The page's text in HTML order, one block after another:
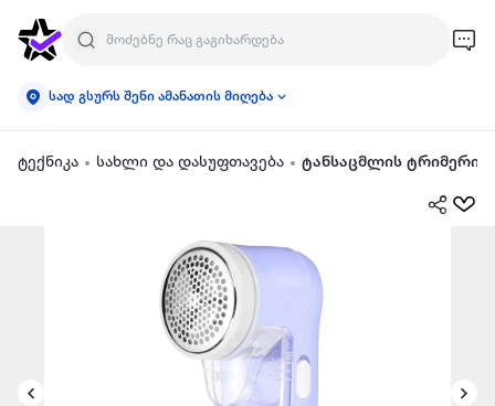
სად გსურს შენი ამანათის მიღება
ტექნიკა სახლი და დასუფთავება ტანსაცმლის ტრიმერი